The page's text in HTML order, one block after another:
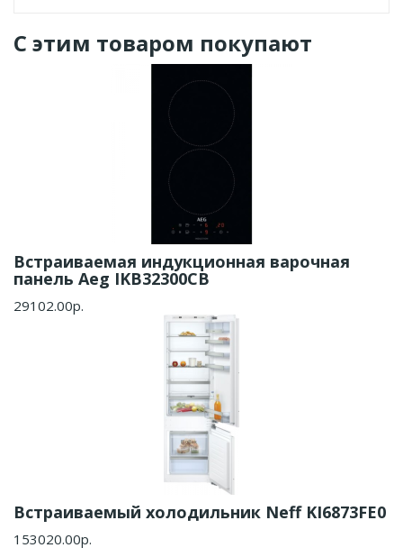
С этим товаром покупают
Встраиваемая индукционная варочная
панель Aeg IKB32300CB
29102.00р.
Встраиваемый холодильник Neff KI6873FE0
153020.00р.